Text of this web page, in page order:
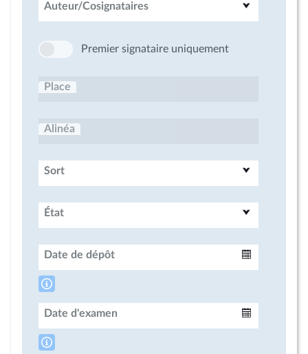
Auteur/Cosignataires
Premier signataire uniquement
Place
Alinéa
Sort
État
Date de dépôt
Date d'examen